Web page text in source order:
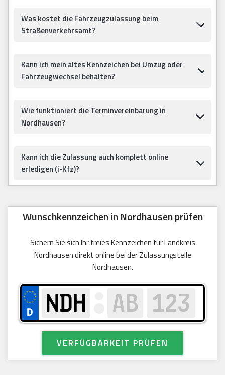
Was kostet die Fahrzeugzulassung beim
Straßenverkehrsamt?
Kann ich mein altes Kennzeichen bei Umzug oder
Fahrzeugwechsel behalten?
Wie funktioniert die Terminvereinbarung in
Nordhausen?
Kann ich die Zulassung auch komplett online
erledigen (i-Kfz)?
Wunschkennzeichen in Nordhausen prüfen
Sichern Sie sich Ihr freies Kennzeichen für Landkreis
Nordhausen direkt online bei der Zulassungstelle
Nordhausen.
VERFÜGBARKEIT PRÜFEN